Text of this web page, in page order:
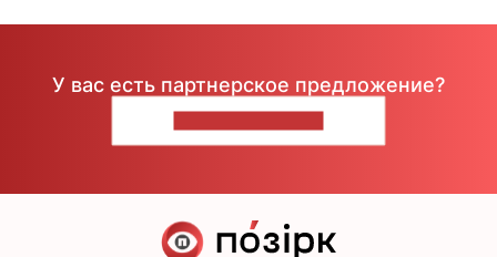
У вас есть партнерское предложение?